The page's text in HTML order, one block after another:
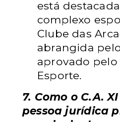
está
complexo
Clube das
abrangida
aprovado
Esporte.
7. Como o C.A.
pessoa jurídica